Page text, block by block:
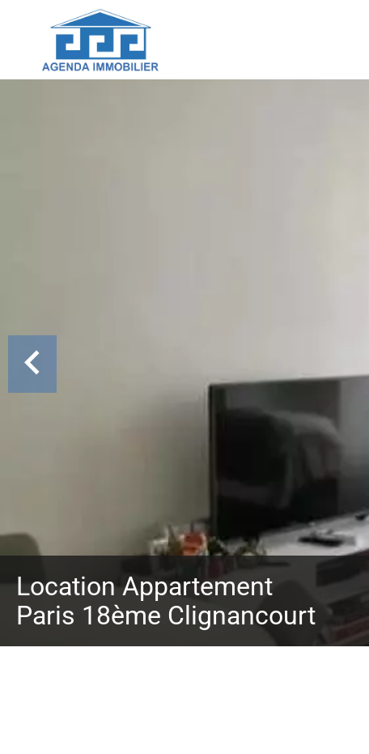
Location Appartement
Paris 18ème Clignancourt